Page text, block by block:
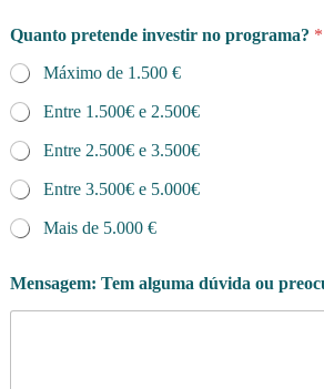
Quanto pretende investir no programa? *
Máximo de 1.500 €
Entre 1.500€ e 2.500€
Entre 2.500€ e 3.500€
Entre 3.500€ e 5.000€
Mais de 5.000 €
Mensagem: Tem alguma dúvida ou